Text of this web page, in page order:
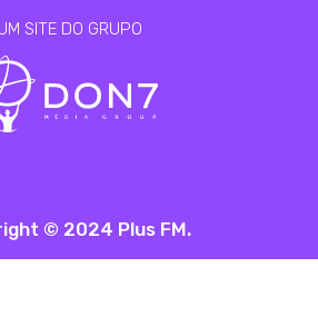
SITE DO GRUPO
© 2024 Plus FM.